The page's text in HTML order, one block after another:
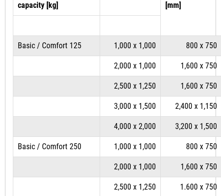
capacity [kg]
[mm]
Basic / Comfort 125 1,000 x 1,000 800 x 750
2,000 x 1,000 1,600 x 750
2,500 x 1,250 1,600 x 750
3,000 x 1,500 2,400 x 1,150
4,000 x 2,000 3,200 x 1,500
Basic / Comfort 250 1,000 x 1,000 800 x 750
2,000 x 1,000 1,600 x 750
2,500 x 1,250 1.600 x 750